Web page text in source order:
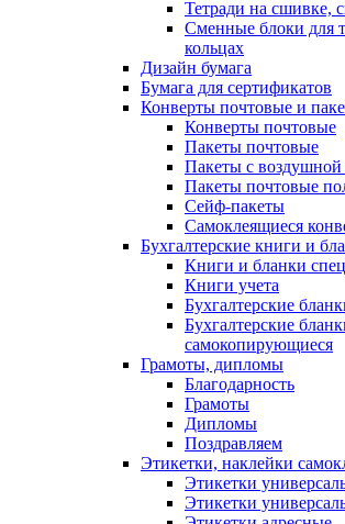
Тетради на сшивке,
Сменные блоки для
кольцах
Дизайн бумага
Бумага для сертификатов
Конверты почтовые и
Конверты почтовые
Пакеты почтовые
Пакеты с
Пакеты почтовые
Сейф-пакеты
Самоклеящиеся
Бухгалтерские книги и
Книги и бланки
Книги учета
Бухгалтерские
Бухгалтерские
самокопирующиеся
Грамоты, дипломы
Благодарность
Грамоты
Дипломы
Поздравляем
Этикетки, наклейки
Этикетки
Этикетки